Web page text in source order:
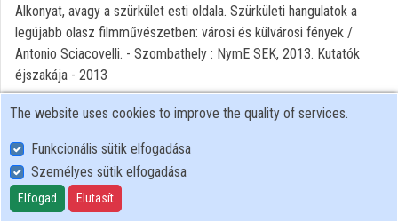
Alkonyat, avagy a szürkület esti oldala. Szürkületi hangulatok a
legújabb olasz filmművészetben: városi és külvárosi fények /
Antonio Sciacovelli. - Szombathely : NymE SEK, 2013. Kutatók
éjszakája - 2013
User Policy
Adatkezelési tájékoztató (en)
Cookie Policy
The website uses cookies to improve the quality of services.
Funkcionális sütik elfogadása
Személyes sütik elfogadása
Elfogad Elutasít